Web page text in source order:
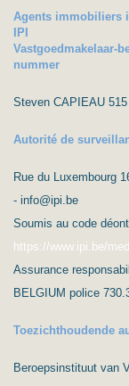
Agents immobiliers
IPI
Vastgoedmakelaar-
nummer
Steven CAPIEAU
Autorité de
Rue du Luxembourg
- info@ipi.be
Soumis au code
https://www.ipi.be/
Assurance
BELGIUM police
Toezichthoudende
Beroepsinstituut van